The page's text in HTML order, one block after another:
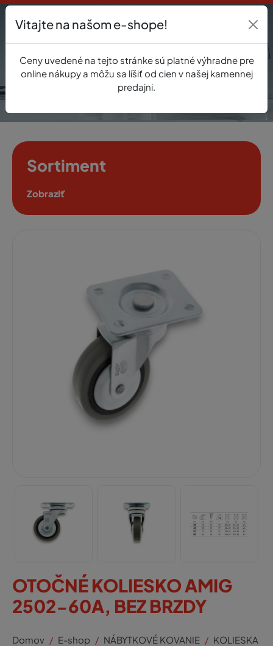
0
Sortiment
Zobraziť
OTOČNÉ KOLIESKO AMIG
2502-60A, BEZ BRZDY
Domov E-shop NÁBYTKOVÉ KOVANIE
KOLIESKA
Vitajte na našom e-shope!
Ceny uvedené na tejto stránke sú platné výhradne pre
online nákupy a môžu sa líšiť od cien v našej kamennej
predajni.